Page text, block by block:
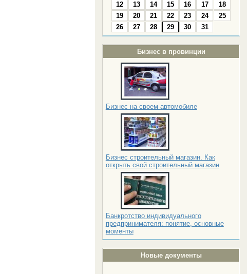
12
13 14 15 16 17
18
19
20 21 22 23 24
25
26
27 28 29 30 31
Бизнес в провинции
Бизнес на своем автомобиле
Бизнес строительный магазин. Как
открыть свой строительный магазин
Банкротство индивидуального
предпринимателя: понятие, основные
моменты
Новые документы